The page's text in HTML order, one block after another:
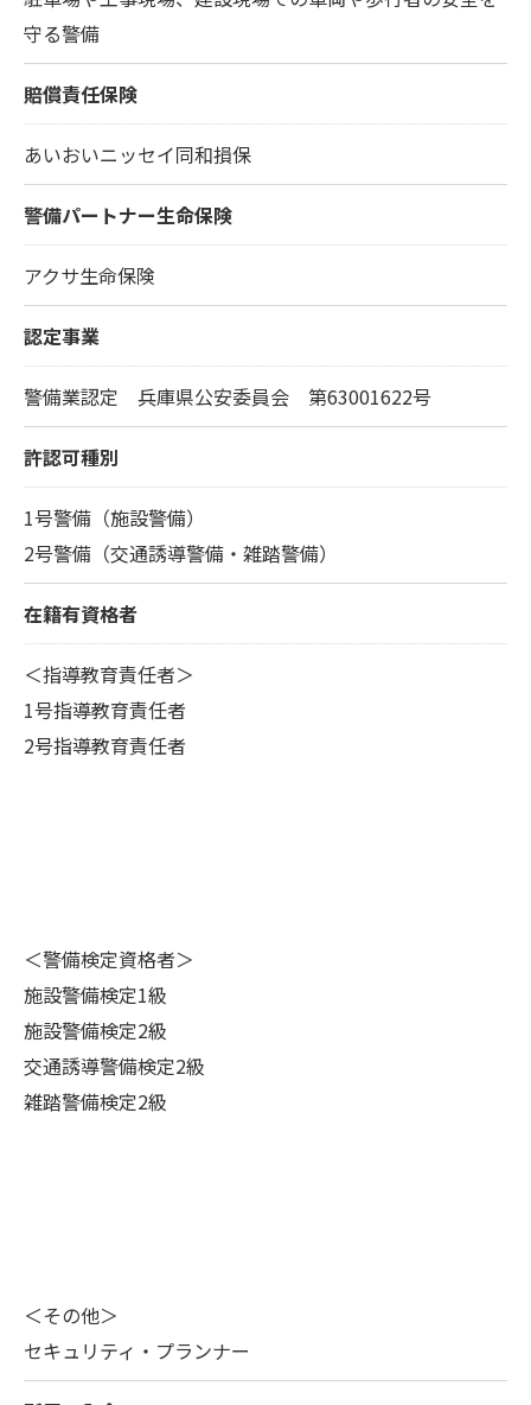
守る警備
賠償責任保険
あいおいニッセイ同和損保
警備パートナー生命保険
アクサ生命保険
認定事業
警備業認定 兵庫県公安委員会 第63001622号
許認可種別
1号警備（施設警備）
2号警備（交通誘導警備・雑踏警備）
在籍有資格者
＜指導教育責任者＞
1号指導教育責任者
2号指導教育責任者
＜警備検定資格者＞
施設警備検定1級
施設警備検定2級
交通誘導警備検定2級
雑踏警備検定2級
＜その他＞
セキュリティ・プランナー